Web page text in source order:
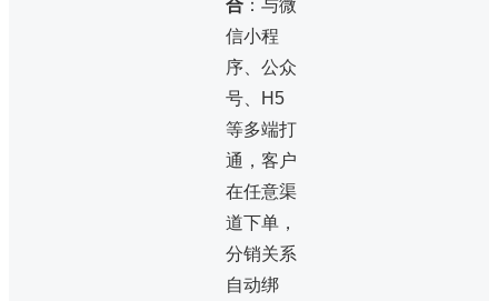
合 ：与微
信小程
序、公众
号、H5
等多端打
通，客户
在任意渠
道下单，
分销关系
自动绑